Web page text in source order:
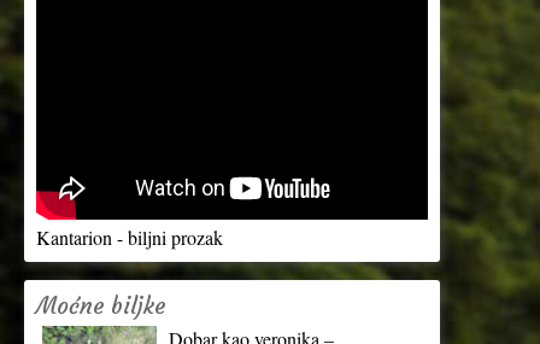
Kantarion - biljni prozak
Moćne biljke
Dobar kao veronika –